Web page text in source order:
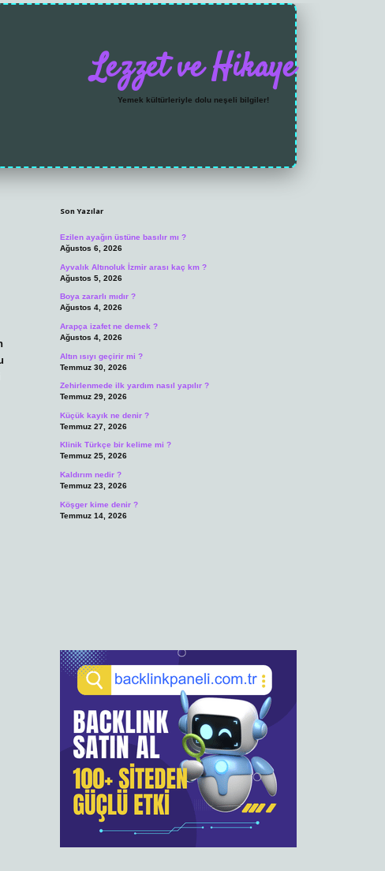
Lezzet ve Hikaye
Yemek kültürleriyle dolu neşeli bilgiler!
Sidebar
Son Yazılar
Ezilen ayağın üstüne basılır mı ?
Ağustos 6, 2026
Ayvalık Altınoluk İzmir arası kaç km ?
Ağustos 5, 2026
Boya zararlı mıdır ?
Ağustos 4, 2026
Arapça izafet ne demek ?
Ağustos 4, 2026
Altın ısıyı geçirir mi ?
Temmuz 30, 2026
Zehirlenmede ilk yardım nasıl yapılır ?
Temmuz 29, 2026
Küçük kayık ne denir ?
Temmuz 27, 2026
Klinik Türkçe bir kelime mi ?
Temmuz 25, 2026
Kaldırım nedir ?
Temmuz 23, 2026
Köşger kime denir ?
Temmuz 14, 2026